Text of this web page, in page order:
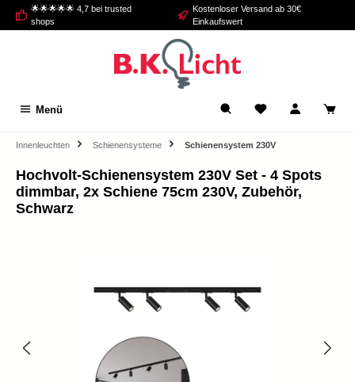
springen
🌟🌟🌟🌟🌟 4,7 bei trusted
shops
Kostenloser Versand ab 30€
Einkaufswert
Menü
Innenleuchten Schienensysteme Schienensystem 230V
Hochvolt-Schienensystem 230V Set - 4 Spots
dimmbar, 2x Schiene 75cm 230V, Zubehör,
Schwarz